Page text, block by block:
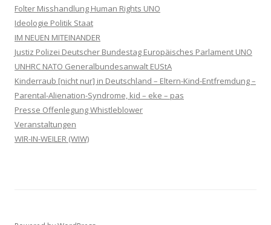
Folter Misshandlung Human Rights UNO
Ideologie Politik Staat
IM NEUEN MITEINANDER
Justiz Polizei Deutscher Bundestag Europäisches Parlament UNO
UNHRC NATO Generalbundesanwalt EUStA
Kinderraub [nicht nur] in Deutschland – Eltern-Kind-Entfremdung –
Parental-Alienation-Syndrome, kid – eke – pas
Presse Offenlegung Whistleblower
Veranstaltungen
WIR-IN-WEILER (WIW)